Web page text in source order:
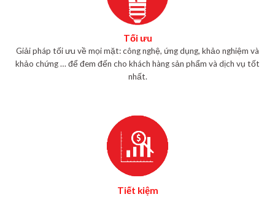
Tối ưu
Giải pháp tối ưu về mọi mặt: công nghệ, ứng dụng, khảo nghiệm và
khảo chứng … để đem đến cho khách hàng sản phẩm và dịch vụ tốt
nhất.
Tiết kiệm